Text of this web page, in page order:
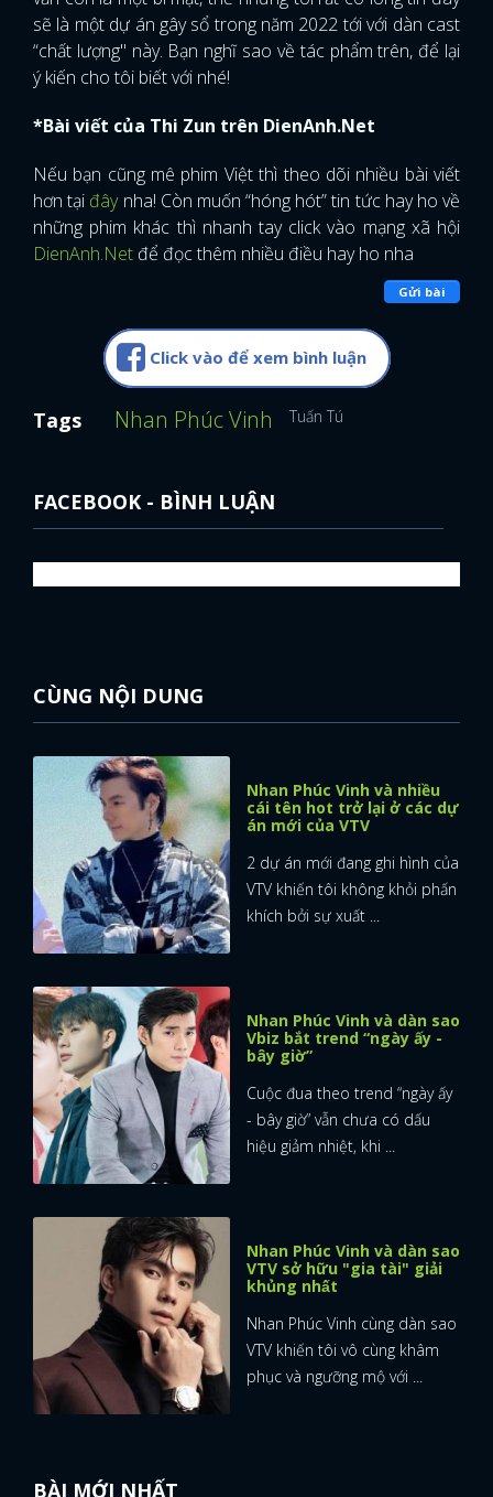
FACEBOOK GOOGLE
sẽ là một dự án gây sổ trong năm 2022 tới với dàn cast
“chất lượng" này. Bạn nghĩ sao về tác phẩm trên, để lại
ý kiến cho tôi biết với nhé!
*Bài viết của Thi Zun trên DienAnh.Net
Nếu bạn cũng mê phim Việt thì theo dõi nhiều bài viết
hơn tại đâynha! Còn muốn “hóng hót” tin tức hay ho về
những phim khác thì nhanh tay click vào mạng xã hội
DienAnh.Net để đọc thêm nhiều điều hay ho nha
Gửi bài
Click vào để xem bình luận
Tags Nhan Phúc Vinh Tuấn Tú
FACEBOOK - BÌNH LUẬN
CÙNG NỘI DUNG
Nhan Phúc Vinh và nhiều
cái tên hot trở lại ở các dự
án mới của VTV
2 dự án mới đang ghi hình của
VTV khiến tôi không khỏi phấn
khích bởi sự xuất ...
Nhan Phúc Vinh và dàn sao
Vbiz bắt trend “ngày ấy -
bây giờ”
Cuộc đua theo trend “ngày ấy
- bây giờ” vẫn chưa có dấu
hiệu giảm nhiệt, khi ...
Nhan Phúc Vinh và dàn sao
VTV sở hữu "gia tài" giải
khủng nhất
Nhan Phúc Vinh cùng dàn sao
VTV khiến tôi vô cùng khâm
phục và ngưỡng mộ với ...
BÀI MỚI NHẤT